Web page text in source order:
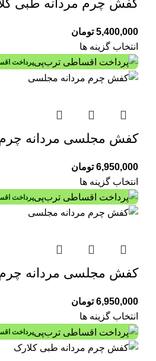
کفش چرم مردانه طبی
5,400,000 تومان
انتخاب گزینه ها
پرداخت
کفش مجلسی مردانه چرم
6,950,000 تومان
انتخاب گزینه ها
پرداخت
کفش مجلسی مردانه چرم
6,950,000 تومان
انتخاب گزینه ها
پرداخت